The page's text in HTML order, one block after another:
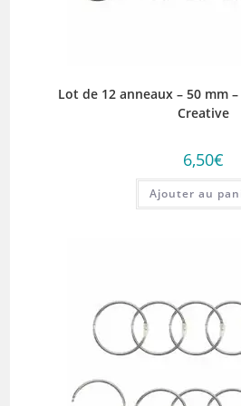
Lot de 12 anneaux – 50 mm
Creative
6,50€
Ajouter au